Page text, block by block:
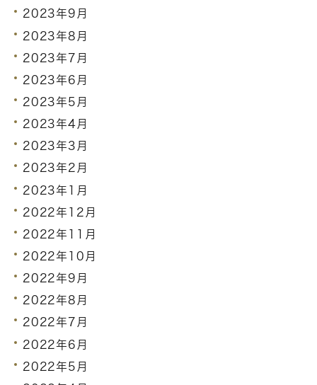
2023年9月
2023年8月
2023年7月
2023年6月
2023年5月
2023年4月
2023年3月
2023年2月
2023年1月
2022年12月
2022年11月
2022年10月
2022年9月
2022年8月
2022年7月
2022年6月
2022年5月